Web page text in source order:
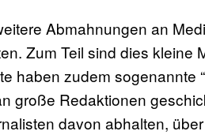
Abmahnungen an
Zum Teil sind dies kleine
haben zudem sogenannte
große Redaktionen
davon abhalten,